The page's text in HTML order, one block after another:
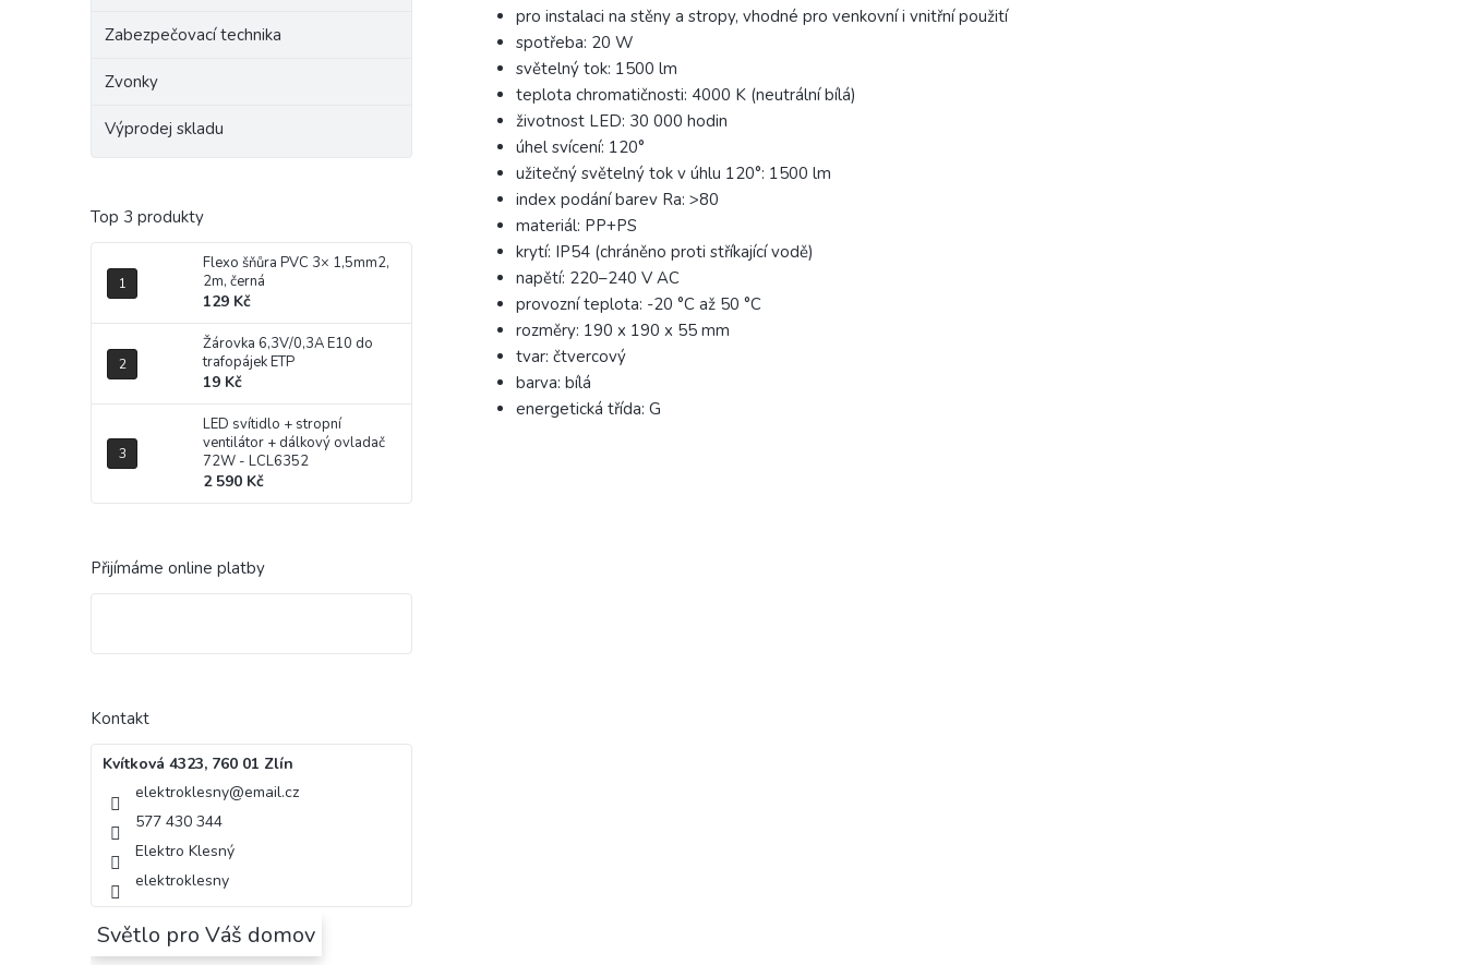
Zabezpečovací technika
Zvonky
Výprodej skladu
Top 3 produkty
Flexo šňůra PVC 3× 1,5mm2,
2m, černá
129 Kč
Žárovka 6,3V/0,3A E10 do
trafopájek ETP
19 Kč
LED svítidlo + stropní
ventilátor + dálkový ovladač
72W - LCL6352
2 590 Kč
Přijímáme online platby
Kontakt
Kvítková 4323, 760 01 Zlín
elektroklesny@email.cz
577 430 344
Elektro Klesný
elektroklesny
Světlo pro Váš domov
pro instalaci na stěny a stropy, vhodné pro venkovní i vnitřní použití
spotřeba: 20 W
světelný tok: 1500 lm
teplota chromatičnosti: 4000 K (neutrální bílá)
životnost LED: 30 000 hodin
úhel svícení: 120°
užitečný světelný tok v úhlu 120°: 1500 lm
index podání barev Ra: >80
materiál: PP+PS
krytí: IP54 (chráněno proti stříkající vodě)
napětí: 220–240 V AC
provozní teplota: -20 °C až 50 °C
rozměry: 190 x 190 x 55 mm
tvar: čtvercový
barva: bílá
energetická třída: G